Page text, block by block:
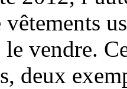
le vendre.
deux